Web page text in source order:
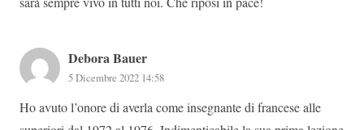
Debora Bauer
5 Dicembre 2022 14:58
Ho avuto l’onore di averla come insegnante di francese alle